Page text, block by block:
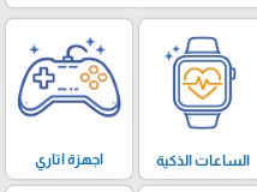
الساعات الذكية اجهزة اتاري